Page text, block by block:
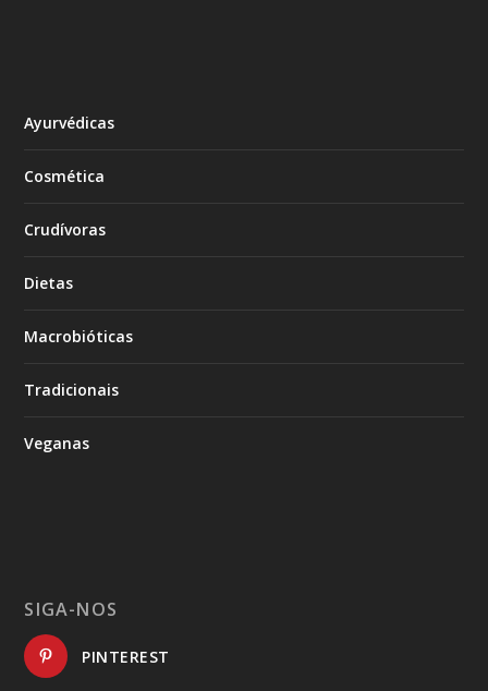
Ayurvédicas
Cosmética
Crudívoras
Dietas
Macrobióticas
Tradicionais
Veganas
SIGA-NOS
PINTEREST